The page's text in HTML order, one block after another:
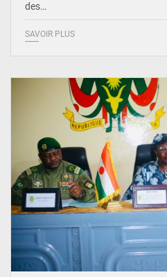
des…
SAVOIR PLUS